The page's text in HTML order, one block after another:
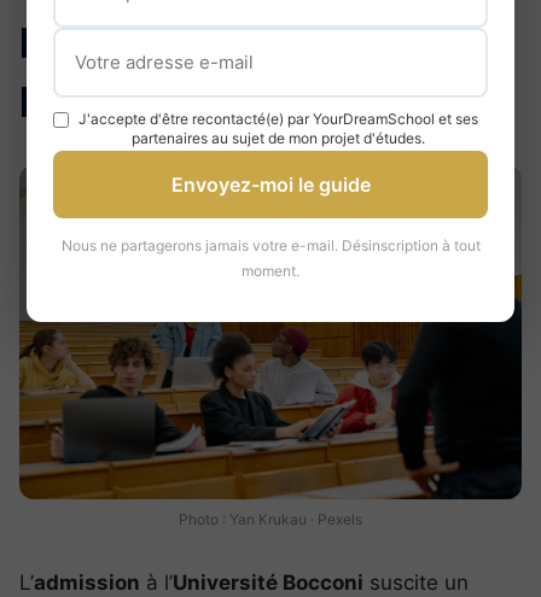
Processus, Critères et
Préparation
Photo : Yan Krukau · Pexels
L’admission à l’Université Bocconi suscite un
J'accepte d'être recontacté(e) par YourDreamSchool et ses
partenaires au sujet de mon projet d'études.
Envoyez-moi le guide
Nous ne partagerons jamais votre e-mail. Désinscription à tout
moment.